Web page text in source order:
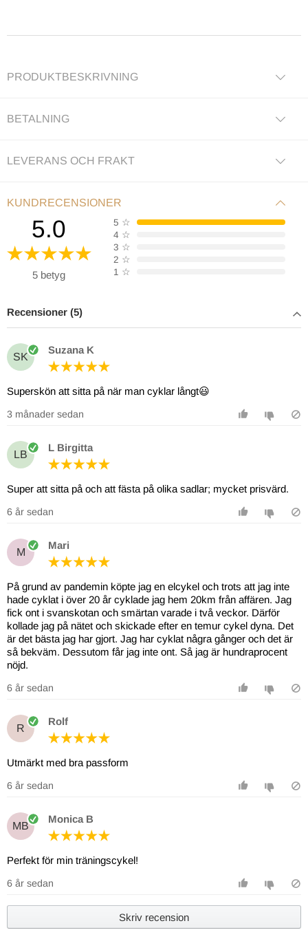
PRODUKTBESKRIVNING
BETALNING
LEVERANS OCH FRAKT
KUNDRECENSIONER
5.0
5 betyg
5 ☆
4 ☆
3 ☆
2 ☆
1 ☆
Recensioner (5)
SK
Suzana K
Superskön att sitta på när man cyklar långt😃
3 månader sedan
LB
L Birgitta
Super att sitta på och att fästa på olika sadlar; mycket prisvärd.
6 år sedan
M
Mari
På grund av pandemin köpte jag en elcykel och trots att jag inte
hade cyklat i över 20 år cyklade jag hem 20km från affären. Jag
fick ont i svanskotan och smärtan varade i två veckor. Därför
kollade jag på nätet och skickade efter en temur cykel dyna. Det
är det bästa jag har gjort. Jag har cyklat några gånger och det är
så bekväm. Dessutom får jag inte ont. Så jag är hundraprocent
nöjd.
6 år sedan
R
Rolf
Utmärkt med bra passform
6 år sedan
MB
Monica B
Perfekt för min träningscykel!
6 år sedan
Skriv recension